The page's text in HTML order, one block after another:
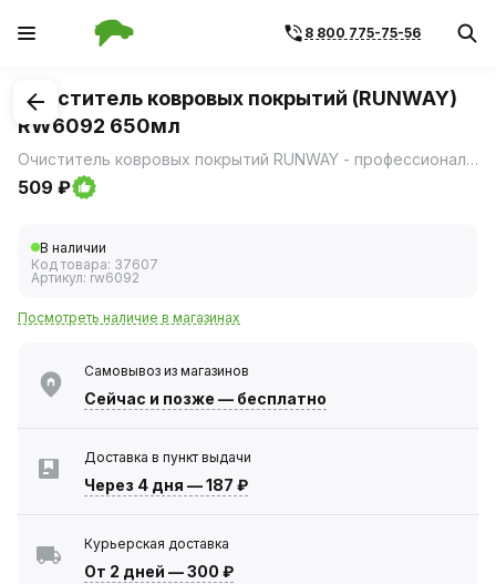
8 800 775-75-56
1/1
Очиститель ковровых покрытий (RUNWAY)
RW6092 650мл
Очиститель ковровых покрытий RUNWAY - профессиональное средство с уникальной щеткой-крышкой, которое позволяет пользоваться очистителем, не снимая крышку с баллона.
509 ₽
В наличии
Код товара: 37607
Артикул: rw6092
Посмотреть наличие в магазинах
Самовывоз из магазинов
Сейчас и позже — бесплатно
Доставка в пункт выдачи
Через 4 дня —187 ₽
Курьерская доставка
От 2 дней —300 ₽